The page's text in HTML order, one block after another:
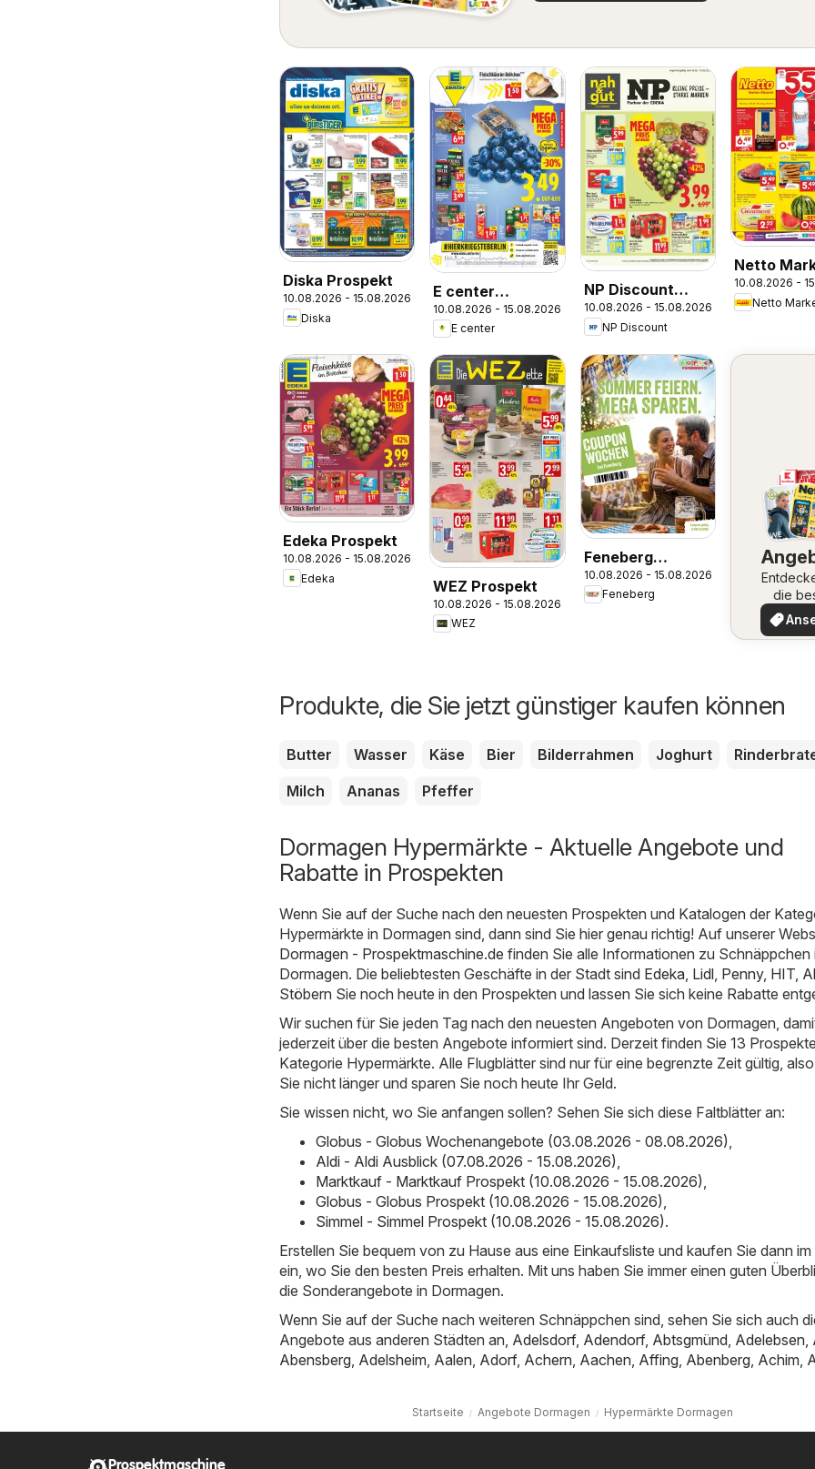
Diska Prospekt
10.08.2026 - 15.08.2026
Diska
E center
Prospekt
10.08.2026 - 15.08.2026
E center
NP Discount
Prospekt
10.08.2026 - 15.08.2026
NP Discount
Netto
Discount
Prospekt
10.08.2026 -
Edeka Prospekt
10.08.2026 - 15.08.2026
Edeka
WEZ Prospekt
10.08.2026 - 15.08.2026
WEZ
Feneberg
Angebote
10.08.2026 - 15.08.2026
Feneberg
die
Produkte, die Sie jetzt günstiger kaufen können
Butter Wasser Käse Bier Bilderrahmen Joghurt
Milch
Ananas Pfeffer
Dormagen Hypermärkte - Aktuelle Angebote und
Rabatte in Prospekten
Wenn Sie auf der Suche nach den neuesten Prospekten und Katalogen der
Hypermärkte in Dormagen sind, dann sind Sie hier genau richtig! Auf unserer
Dormagen - Prospektmaschine.de finden Sie alle Informationen zu Schnäppchen
Dormagen. Die beliebtesten Geschäfte in der Stadt sind Edeka Lidl Penny, HIT
Stöbern Sie noch heute in den Prospekten und lassen Sie sich keine Rabatte
Wir suchen für Sie jeden Tag nach den neuesten Angeboten von Dormagen,
jederzeit über die besten Angebote informiert sind. Derzeit finden Sie 13
Kategorie Hypermärkte. Alle Flugblätter sind nur für eine begrenzte Zeit gültig,
Sie nicht länger und sparen Sie noch heute Ihr Geld.
Sie wissen nicht, wo Sie anfangen sollen? Sehen Sie sich diese Faltblätter an:
Globus - Globus Wochenangebote (03.08.2026 - 08.08.2026)
Aldi - Aldi Ausblick (07.08.2026 - 15.08.2026)
Marktkauf - Marktkauf Prospekt (10.08.2026 - 15.08.2026)
Globus - Globus Prospekt (10.08.2026 - 15.08.2026)
Simmel - Simmel Prospekt (10.08.2026 - 15.08.2026).
Erstellen Sie bequem von zu Hause aus eine Einkaufsliste und kaufen Sie dann
ein, wo Sie den besten Preis erhalten. Mit uns haben Sie immer einen guten
die Sonderangebote in Dormagen.
Wenn Sie auf der Suche nach weiteren Schnäppchen sind, sehen Sie sich auch
Angebote aus anderen Städten an, Adelsdorf, Adendorf, Abtsgmünd Adelebsen
Abensberg Adelsheim Aalen Adorf, Achern Aachen Affing Abenberg Achim
Startseite Angebote Dormagen Hypermärkte Dormagen
Prospektmaschine